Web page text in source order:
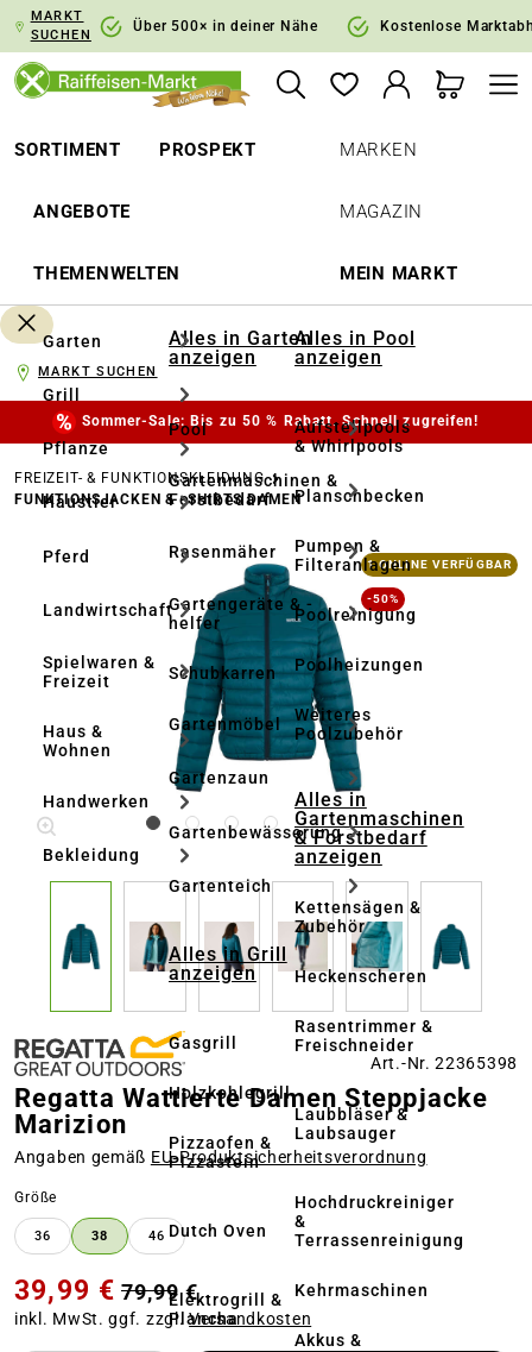
Zur Hauptnavigation springen
MARKT
SUCHEN
Über 500× in deiner Nähe Kostenlose
SORTIMENT PROSPEKT
ANGEBOTE
THEMENWELTEN
MARKEN
MAGAZIN
MEIN MARKT
Garten
Grill
Pflanze
Haustier
Pferd
Landwirtschaft
Spielwaren &
Freizeit
Haus &
Wohnen
Handwerken
Bekleidung
Alles in Garten
anzeigen
Pool
Gartenmaschinen &
Forstbedarf
Rasenmäher
Gartengeräte & -
helfer
Schubkarren
Gartenmöbel
Gartenzaun
Gartenbewässerung
Gartenteich
Alles in Grill
anzeigen
Gasgrill
Holzkohlegrill
Pizzaofen &
Pizzastein
Dutch Oven
Elektrogrill &
Plancha
Alles in Pool
anzeigen
Aufstellpools
& Whirlpools
Planschbecken
Pumpen &
Filteranlagen
Poolreinigung
Poolheizungen
Weiteres
Poolzubehör
Alles in
Gartenmaschinen
& Forstbedarf
anzeigen
Kettensägen &
Zubehör
Heckenscheren
Rasentrimmer &
Freischneider
Laubbläser &
Laubsauger
Hochdruckreiniger
&
Terrassenreinigung
Kehrmaschinen
Akkus &
MARKT SUCHEN
Sommer-Sale: Bis zu 50 % Rabatt. Schnell zugreifen!
FREIZEIT- & FUNKTIONSKLEIDUNG
FUNKTIONSJACKEN & -SHIRTS DAMEN
Bildergalerie überspringen 1 ONLINE VERFÜGBAR
-50%
Art.-Nr. 22365398
Regatta Wattierte Damen Steppjacke
Marizion
Angaben gemäß EU‑Produktsicherheitsverordnung
Größe
36 38 46
39,99 € 79,99 €
inkl. MwSt. ggf. zzgl.Versandkosten